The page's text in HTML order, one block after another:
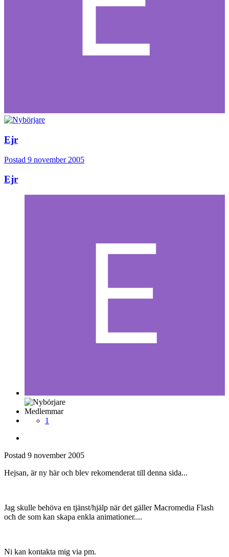
Ejr
Postad 9 november 2005
Ejr
Medlemmar
1
Postad 9 november 2005
Hejsan, är ny här och blev rekomenderat till denna sida...
Jag skulle behöva en tjänst/hjälp när det gäller Macromedia Flash
och de som kan skapa enkla animationer....
Ni kan kontakta mig via pm.